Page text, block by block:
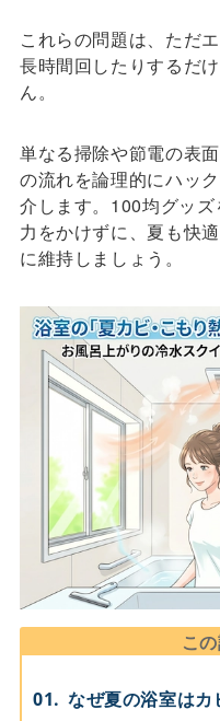
これらの問題は、ただ
長時間回したりするだ
ん。
単なる掃除や節電の表
の流れを論理的にハッ
介します。100均グッ
力をかけずに、夏も快
に維持しましょう。
こ
なぜ夏の浴室は